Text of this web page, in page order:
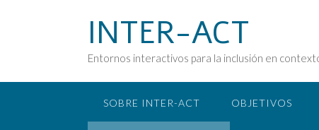
INTER-ACT
Entornos interactivos para la inclusión en
SOBRE INTER-ACT OBJETIVOS